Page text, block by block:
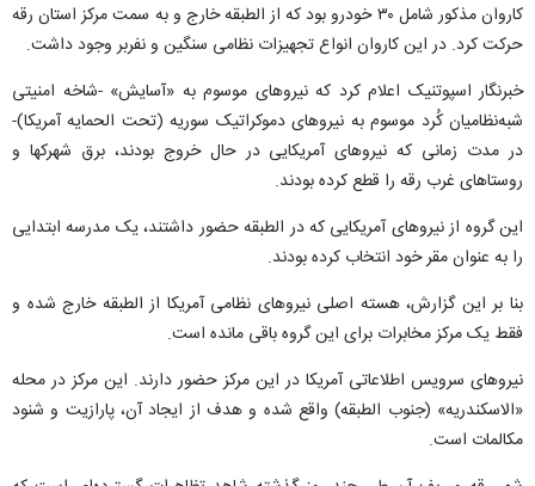
کاروان مذکور شامل ۳۰ خودرو بود که از الطبقه خارج و به سمت مرکز استان رقه
حرکت کرد. در این کاروان انواع تجهیزات نظامی سنگین و نفربر وجود داشت.
خبرنگار اسپوتنیک اعلام کرد که نیروهای موسوم به «آسایش» -شاخه امنیتی
شبه‌نظامیان کُرد موسوم به نیروهای دموکراتیک سوریه (تحت الحمایه آمریکا)-
در مدت زمانی که نیروهای آمریکایی در حال خروج بودند، برق شهرکها و
روستاهای غرب رقه را قطع کرده بودند.
این گروه از نیروهای آمریکایی که در الطبقه حضور داشتند، یک مدرسه ابتدایی
را به عنوان مقر خود انتخاب کرده بودند.
بنا بر این گزارش، هسته اصلی نیروهای نظامی آمریکا از الطبقه خارج شده و
فقط یک مرکز مخابرات برای این گروه باقی مانده است.
نیروهای سرویس اطلاعاتی آمریکا در این مرکز حضور دارند. این مرکز در محله
«الاسکندریه» (جنوب الطبقه) واقع شده و هدف از ایجاد آن، پارازیت و شنود
مکالمات است.